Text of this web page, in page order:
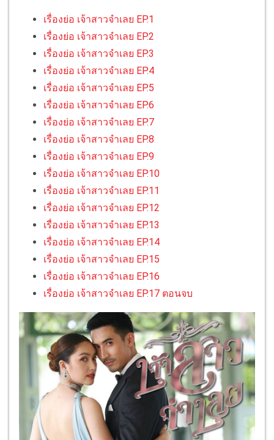
เรื่องย่อ เจ้าสาวจำเลย EP.1
เรื่องย่อ เจ้าสาวจำเลย EP.2
เรื่องย่อ เจ้าสาวจำเลย EP.3
เรื่องย่อ เจ้าสาวจำเลย EP.4
เรื่องย่อ เจ้าสาวจำเลย EP.5
เรื่องย่อ เจ้าสาวจำเลย EP.6
เรื่องย่อ เจ้าสาวจำเลย EP.7
เรื่องย่อ เจ้าสาวจำเลย EP.8
เรื่องย่อ เจ้าสาวจำเลย EP.9
เรื่องย่อ เจ้าสาวจำเลย EP.10
เรื่องย่อ เจ้าสาวจำเลย EP.11
เรื่องย่อ เจ้าสาวจำเลย EP.12
เรื่องย่อ เจ้าสาวจำเลย EP.13
เรื่องย่อ เจ้าสาวจำเลย EP.14
เรื่องย่อ เจ้าสาวจำเลย EP.15
เรื่องย่อ เจ้าสาวจำเลย EP.16
เรื่องย่อ เจ้าสาวจำเลย EP.17 ตอนจบ